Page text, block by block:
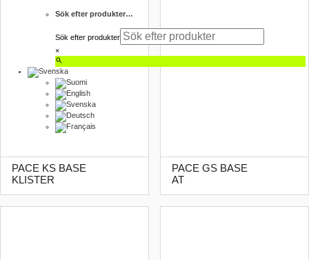
Sök efter produkter…
Sök efter produkter
×
PACE KS BASE
KLISTER
PACE GS BASE
AT